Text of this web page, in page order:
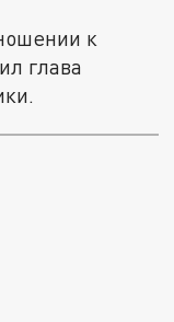
к
глава